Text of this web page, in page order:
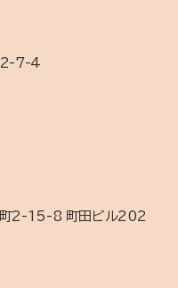
2-7-4
2-15-8 町田ビル202